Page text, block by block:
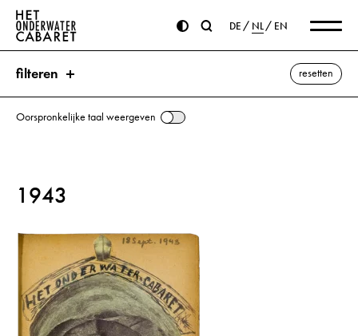
DE NL EN
filteren resetten
Volkswagen ⌫
Teleurstelling Frankrijk Goebbels, Joseph
Italië
Kraft durch Freude Ley, Robert
Oorspronkelijke taal weergeven
1943